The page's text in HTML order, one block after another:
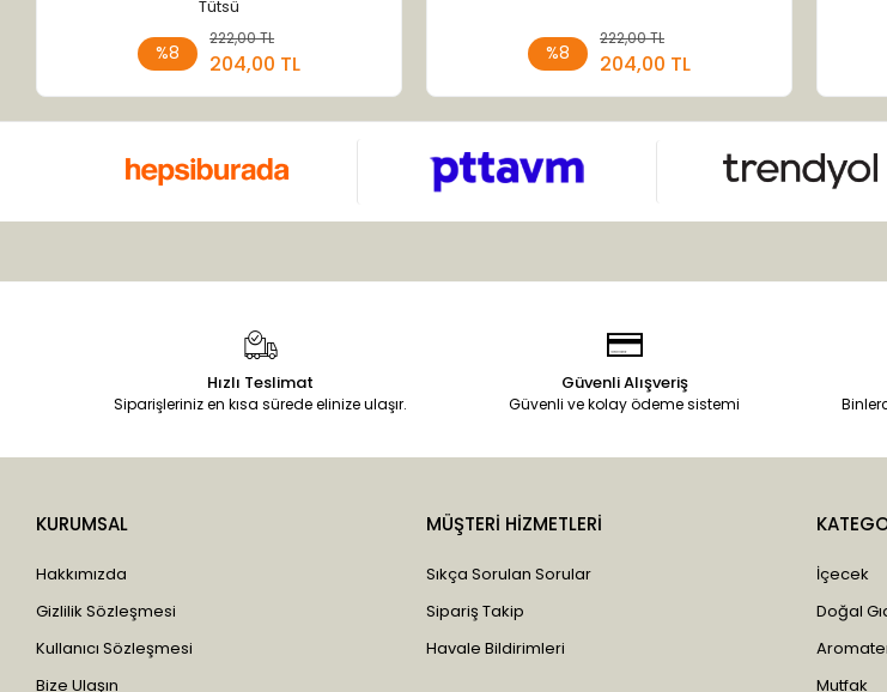
Tütsü
%8
222,00 TL
204,00 TL
Sepete Ekle
%8
222,00 TL
204,00 TL
Sepete Ekle
Hızlı Teslimat
Siparişleriniz en kısa sürede elinize ulaşır.
Güvenli Alışveriş
Güvenli ve kolay ödeme sistemi
KURUMSAL
Hakkımızda
Gizlilik Sözleşmesi
Kullanıcı Sözleşmesi
Bize Ulaşın
MÜŞTERİ HİZMETLERİ
Sıkça Sorulan Sorular
Sipariş Takip
Havale Bildirimleri
İçecek
Doğal
Mutfak